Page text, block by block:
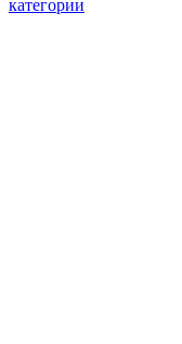
категории